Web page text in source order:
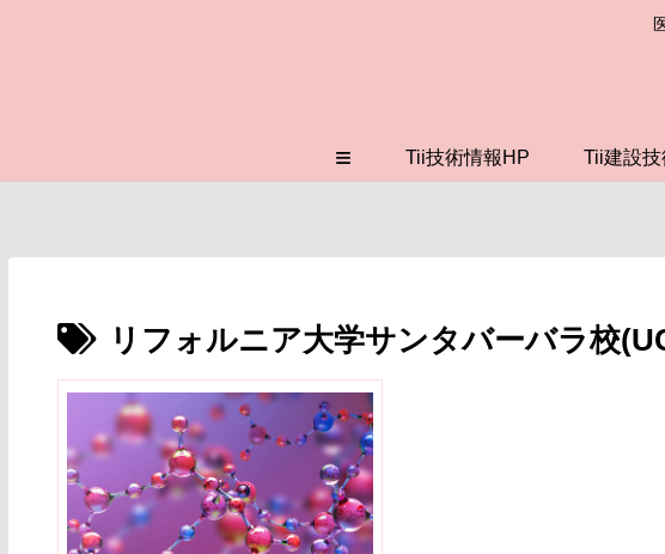
≡ Tii技術情報HP Tii建設技
リフォルニア大学サンタバーバラ校